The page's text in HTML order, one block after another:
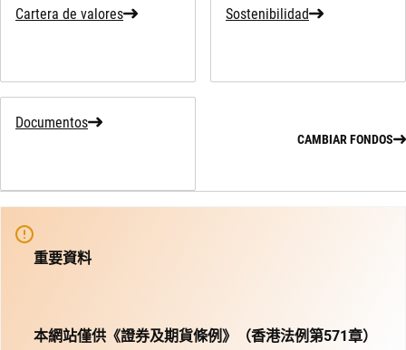
Cartera de valores Sostenibilidad
Documentos
CAMBIAR FONDOS
重要資料
本網站僅供《證券及期貨條例》（香港法例第571章）